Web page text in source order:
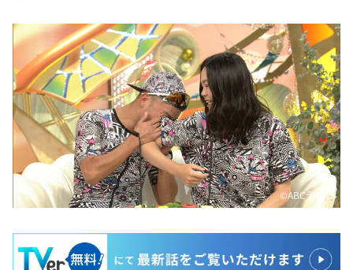
©️ABCテレビ